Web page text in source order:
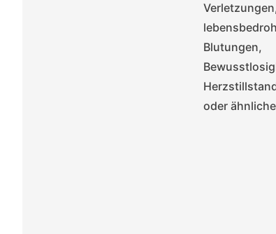
Blutungen,
oder